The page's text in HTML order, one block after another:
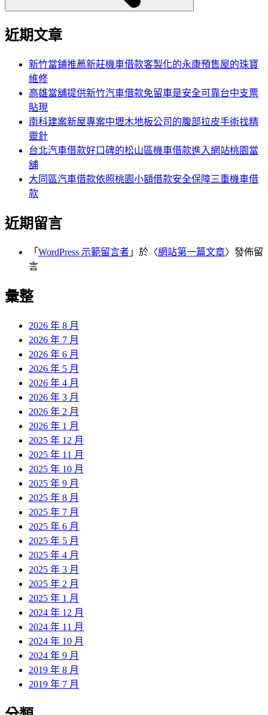
近期文章
新竹當鋪推薦新莊機車借款客製化的永康預售屋的珠寶
維修
高雄當舖提供新竹汽車借款免留車是安全可靠台中支票
貼現
南科建案新屋專案中壢木地板公司的腹部拉皮手術找精
靈針
台北汽車借款好口碑的松山區機車借款進入網站桃園當
舖
大同區汽車借款依照桃園小額借款安全保障三重機車借
款
近期留言
「 WordPress 示範留言者 」於〈網站第一篇文章〉發佈留
言
彙整
2026 年 8 月
2026 年 7 月
2026 年 6 月
2026 年 5 月
2026 年 4 月
2026 年 3 月
2026 年 2 月
2026 年 1 月
2025 年 12 月
2025 年 11 月
2025 年 10 月
2025 年 9 月
2025 年 8 月
2025 年 7 月
2025 年 6 月
2025 年 5 月
2025 年 4 月
2025 年 3 月
2025 年 2 月
2025 年 1 月
2024 年 12 月
2024 年 11 月
2024 年 10 月
2024 年 9 月
2019 年 8 月
2019 年 7 月